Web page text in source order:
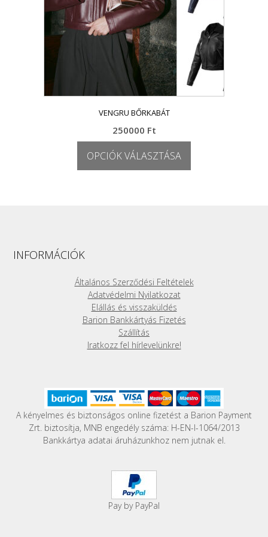
VENGRU BŐRKABÁT
250000 Ft
OPCIÓK VÁLASZTÁSA
a
termékoldalon
választhatók
ki
INFORMÁCIÓK
Általános Szerződési Feltételek
Adatvédelmi Nyilatkozat
Elállás és visszaküldés
Barion Bankkártyás Fizetés
Szállítás
Iratkozz fel hírlevelünkre!
A kényelmes és biztonságos online fizetést a Barion Payment
Zrt. biztosítja, MNB engedély száma: H-EN-I-1064/2013
Bankkártya adatai áruházunkhoz nem jutnak el.
Pay by PayPal